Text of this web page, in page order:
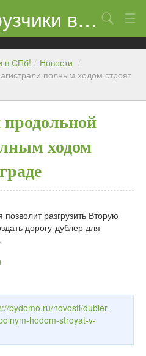
Переезд и грузчики в СПб!
Поиск
в СПб! / Новости /
полным ходом строят
ходом
разгрузить Вторую
дорогу-дублер для
bydomo.ru/novosti/dubler-
hodom-stroyat-v-